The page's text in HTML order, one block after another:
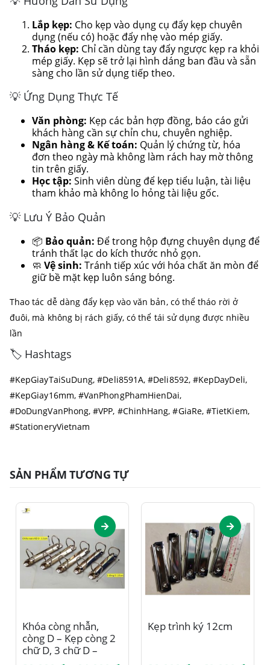
Lắp kẹp: Cho kẹp vào dụng cụ đẩy kẹp chuyên
dụng (nếu có) hoặc đẩy nhẹ vào mép giấy.
Tháo kẹp: Chỉ cần dùng tay đẩy ngược kẹp ra khỏi
mép giấy. Kẹp sẽ trở lại hình dáng ban đầu và sẵn
sàng cho lần sử dụng tiếp theo.
💡 Ứng Dụng Thực Tế
Văn phòng: Kẹp các bản hợp đồng, báo cáo gửi
khách hàng cần sự chỉn chu, chuyên nghiệp.
Ngân hàng & Kế toán: Quản lý chứng từ, hóa
đơn theo ngày mà không làm rách hay mờ thông
tin trên giấy.
Học tập: Sinh viên dùng để kẹp tiểu luận, tài liệu
tham khảo mà không lo hỏng tài liệu gốc.
💡 Lưu Ý Bảo Quản
📦 Bảo quản: Để trong hộp đựng chuyên dụng để
tránh thất lạc do kích thước nhỏ gọn.
🧼 Vệ sinh: Tránh tiếp xúc với hóa chất ăn mòn để
giữ bề mặt kẹp luôn sáng bóng.
Thao tác dễ dàng đẩy kẹp vào văn bản, có thể tháo rời ở
đuôi, mà không bị rách giấy, có thể tái sử dụng được nhiều
lần
🏷️ Hashtags
#KepGiayTaiSuDung, #Deli8591A, #Deli8592, #KepDayDeli,
#KepGiay16mm, #VanPhongPhamHienDai,
#DoDungVanPhong, #VPP, #ChinhHang, #GiaRe, #TietKiem,
#StationeryVietnam
SẢN PHẨM TƯƠNG TỰ
Khóa còng nhẫn,
còng D – Kẹp còng 2
chữ D, 3 chữ D –
Kẹp trình ký 12cm